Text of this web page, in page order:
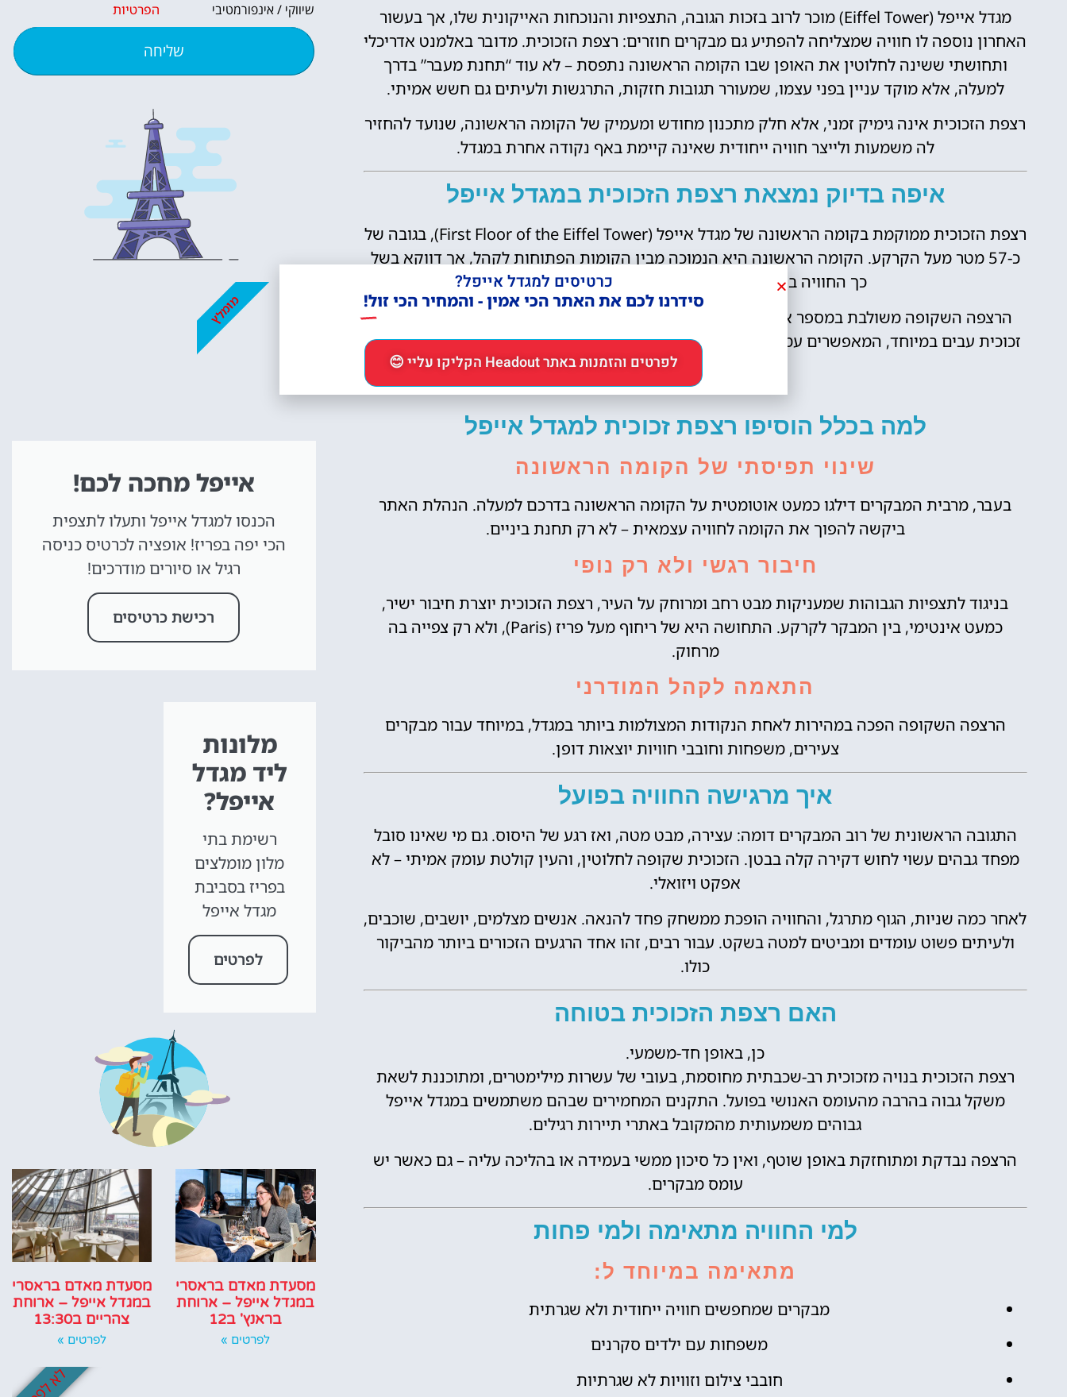
מגדל אייפל
(Eiffel Tower) מוכר לרוב בזכות הגובה, התצפיות והנוכחות האייקונית שלו, אך בעשור
האחרון נוספה לו חוויה שמצליחה להפתיע גם מבקרים חוזרים: רצפת הזכוכית. מדובר באלמנט אדריכלי
ותחושתי ששינה לחלוטין את האופן שבו הקומה הראשונה נתפסת – לא עוד “תחנת מעבר” בדרך
למעלה, אלא מוקד עניין בפני עצמו, שמעורר תגובות חזקות, התרגשות ולעיתים גם חשש אמיתי.
רצפת הזכוכית אינה גימיק זמני, אלא חלק מתכנון מחודש ומעמיק של הקומה הראשונה, שנועד להחזיר
לה משמעות ולייצר חוויה ייחודית שאינה קיימת באף נקודה אחרת במגדל.
איפה בדיוק נמצאת רצפת הזכוכית במגדל אייפל
רצפת הזכוכית ממוקמת בקומה הראשונה של מגדל אייפל (First Floor of the Eiffel Tower), בגובה של
כ-57 מטר מעל הקרקע. הקומה הראשונה היא הנמוכה מבין הקומות הפתוחות לקהל, אך דווקא בשל
כך החוויה בה שונה לחלוטין מהקומות הגבוהות יותר.
הרצפה השקופה משולבת במספר אזורים ייעודיים בקומה, ולא מכסה את כל השטח. מדובר בלוחות
זכוכית עבים במיוחד, המאפשרים עמידה, הליכה וצילום כאשר הקרקע, האנשים והפארק נראים ממש
מתחת לרגליים.
למה בכלל הוסיפו רצפת זכוכית למגדל אייפל
שינוי תפיסתי של הקומה הראשונה
בעבר, מרבית המבקרים דילגו כמעט אוטומטית על הקומה הראשונה בדרכם למעלה. הנהלת האתר
ביקשה להפוך את הקומה לחוויה עצמאית – לא רק תחנת ביניים.
חיבור רגשי ולא רק נופי
בניגוד לתצפיות הגבוהות שמעניקות מבט רחב ומרוחק על העיר, רצפת הזכוכית יוצרת חיבור ישיר,
כמעט אינטימי, בין המבקר לקרקע. התחושה היא של ריחוף מעל פריז (Paris), ולא רק צפייה בה
מרחוק.
התאמה לקהל המודרני
הרצפה השקופה הפכה במהירות לאחת הנקודות המצולמות ביותר במגדל, במיוחד עבור מבקרים
צעירים, משפחות וחובבי חוויות יוצאות דופן.
איך מרגישה החוויה בפועל
התגובה הראשונית של רוב המבקרים דומה: עצירה, מבט מטה, ואז רגע של היסוס. גם מי שאינו סובל
מפחד גבהים עשוי לחוש דקירה קלה בבטן. הזכוכית שקופה לחלוטין, והעין קולטת עומק אמיתי – לא
אפקט ויזואלי.
לאחר כמה שניות, הגוף מתרגל, והחוויה הופכת ממשחק פחד להנאה. אנשים מצלמים, יושבים, שוכבים,
ולעיתים פשוט עומדים ומביטים למטה בשקט. עבור רבים, זהו אחד הרגעים הזכורים ביותר מהביקור
כולו.
האם רצפת הזכוכית בטוחה
כן, באופן חד-משמעי.
רצפת הזכוכית בנויה מזכוכית רב-שכבתית מחוסמת, בעובי של עשרות מילימטרים, ומתוכננת לשאת
משקל גבוה בהרבה מהעומס האנושי בפועל. התקנים המחמירים שבהם משתמשים במגדל אייפל
גבוהים משמעותית מהמקובל באתרי תיירות רגילים.
הרצפה נבדקת ומתוחזקת באופן שוטף, ואין כל סיכון ממשי בעמידה או בהליכה עליה – גם כאשר יש
עומס מבקרים.
למי החוויה מתאימה ולמי פחות
מתאימה במיוחד ל:
מבקרים שמחפשים חוויה ייחודית ולא שגרתית
משפחות עם ילדים סקרנים
חובבי צילום וזוויות לא שגרתיות
שיווקי / אינפורמטיבי
הפרטיות
שליחה
אייפל מחכה לכם!
הכנסו למגדל אייפל ותעלו לתצפית
הכי יפה בפריז! אופציה לכרטיס כניסה
רגיל או סיורים מודרכים!
רכישת כרטיסים
מומלץ
מלונות
ליד מגדל
אייפל?
רשימת בתי
מלון מומלצים
בפריז בסביבת
מגדל אייפל
לפרטים
מסעדת מאדם בראסרי
במגדל אייפל – ארוחת
בראנץ' ב12
לפרטים »
מסעדת מאדם בראסרי
במגדל אייפל – ארוחת
צהריים ב13:30
לפרטים »
כרטיסים למגדל אייפל?
סידרנו לכם את האתר הכי אמין - והמחיר הכי זול!
לפרטים והזמנות באתר Headout הקליקו עליי 😊